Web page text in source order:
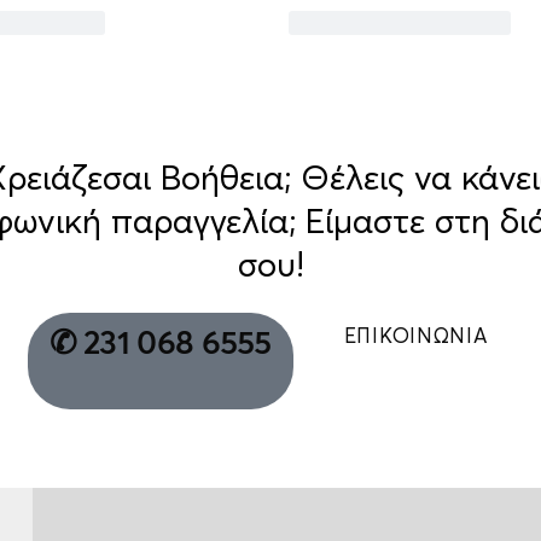
Βοήθεια; Θέλεις να
παραγγελία; Είμαστε στη
σου!
✆ 231 068 6555 ΕΠΙΚΟΙΝΩΝΙΑ